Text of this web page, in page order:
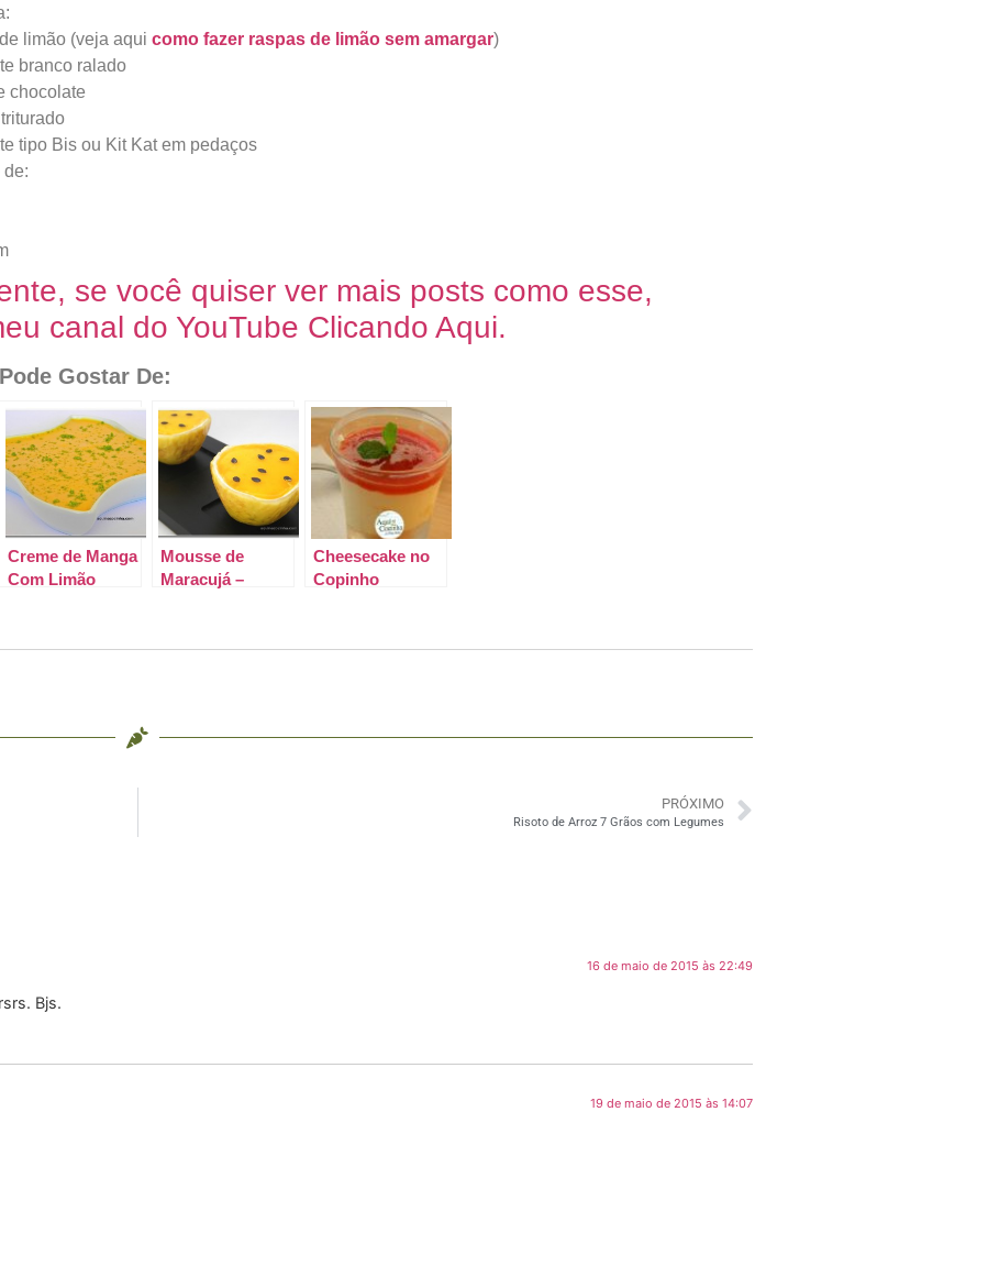
limão (veja aqui como fazer raspas de limão sem amargar)
branco ralado
chocolate
tipo Bis ou Kit Kat em pedaços
de:
se você quiser ver mais posts como esse,
canal do YouTube Clicando Aqui.
Gostar De:
Creme de Manga
Com Limão
Mousse de
Maracujá –
Cheesecake no
Copinho
PRÓXIMO
Risoto de Arroz 7 Grãos com Legumes
16 de maio de 2015 às 22:49
Bjs.
19 de maio de 2015 às 14:07